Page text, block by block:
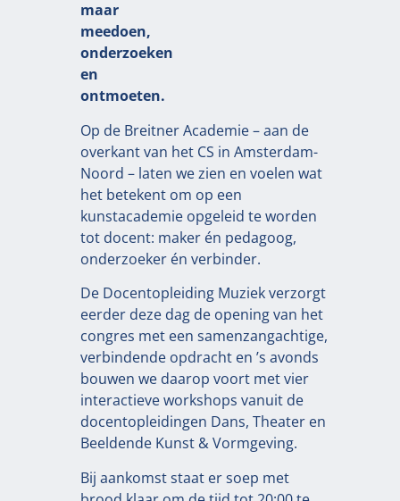
maar
meedoen,
onderzoeken
en
ontmoeten.
Op de Breitner Academie – aan de
overkant van het CS in Amsterdam-
Noord – laten we zien en voelen wat
het betekent om op een
kunstacademie opgeleid te worden
tot docent: maker én pedagoog,
onderzoeker én verbinder.
De Docentopleiding Muziek verzorgt
eerder deze dag de opening van het
congres met een samenzangachtige,
verbindende opdracht en ’s avonds
bouwen we daarop voort met vier
interactieve workshops vanuit de
docentopleidingen Dans, Theater en
Beeldende Kunst & Vormgeving.
Bij aankomst staat er soep met